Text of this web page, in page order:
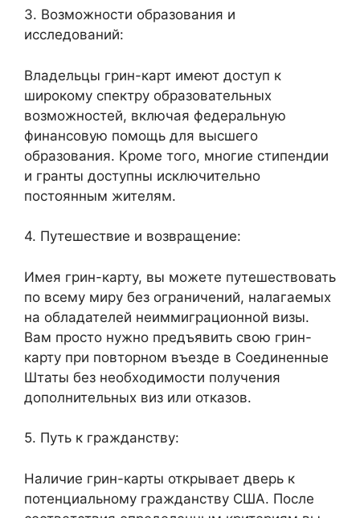
3. Возможности образования и
исследований:
Владельцы грин-карт имеют доступ к
широкому спектру образовательных
возможностей, включая федеральную
финансовую помощь для высшего
образования. Кроме того, многие стипендии
и гранты доступны исключительно
постоянным жителям.
4. Путешествие и возвращение:
Имея грин-карту, вы можете путешествовать
по всему миру без ограничений, налагаемых
на обладателей неиммиграционной визы.
Вам просто нужно предъявить свою грин-
карту при повторном въезде в Соединенные
Штаты без необходимости получения
дополнительных виз или отказов.
5. Путь к гражданству:
Наличие грин-карты открывает дверь к
потенциальному гражданству США. После